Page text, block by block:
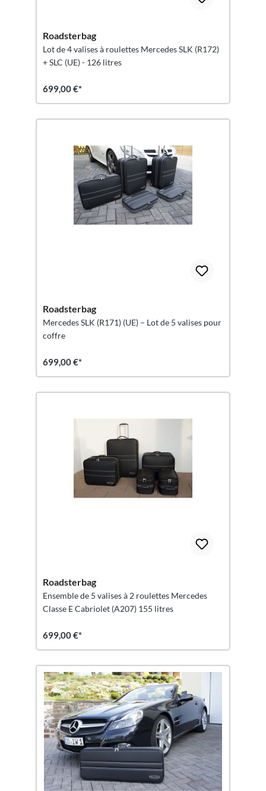
Roadsterbag
Lot de 4 valises à roulettes Mercedes SLK (R172)
+ SLC (UE) - 126 litres
699,00 €*
Roadsterbag
Mercedes SLK (R171) (UE) – Lot de 5 valises pour
coffre
699,00 €*
Roadsterbag
Ensemble de 5 valises à 2 roulettes Mercedes
Classe E Cabriolet (A207) 155 litres
699,00 €*